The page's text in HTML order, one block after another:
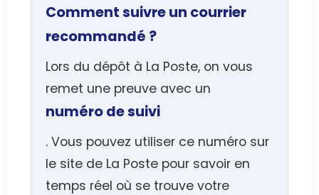
Comment suivre un courrier
recommandé ?
Lors du dépôt à La Poste, on vous
remet une preuve avec un
numéro de suivi
. Vous pouvez utiliser ce numéro sur
le site de La Poste pour savoir en
temps réel où se trouve votre